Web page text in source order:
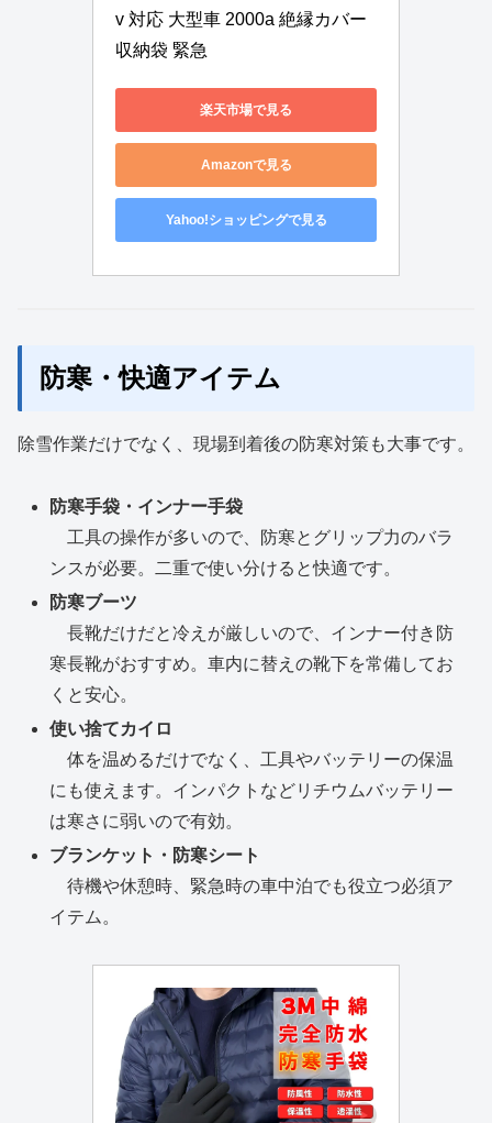
v 対応 大型車 2000a 絶縁カバー
収納袋 緊急
楽天市場で見る
Amazonで見る
Yahoo!ショッピングで見る
防寒・快適アイテム
除雪作業だけでなく、現場到着後の防寒対策も大事です。
防寒手袋・インナー手袋
工具の操作が多いので、防寒とグリップ力のバラ
ンスが必要。二重で使い分けると快適です。
防寒ブーツ
長靴だけだと冷えが厳しいので、インナー付き防
寒長靴がおすすめ。車内に替えの靴下を常備してお
くと安心。
使い捨てカイロ
体を温めるだけでなく、工具やバッテリーの保温
にも使えます。インパクトなどリチウムバッテリー
は寒さに弱いので有効。
ブランケット・防寒シート
待機や休憩時、緊急時の車中泊でも役立つ必須ア
イテム。